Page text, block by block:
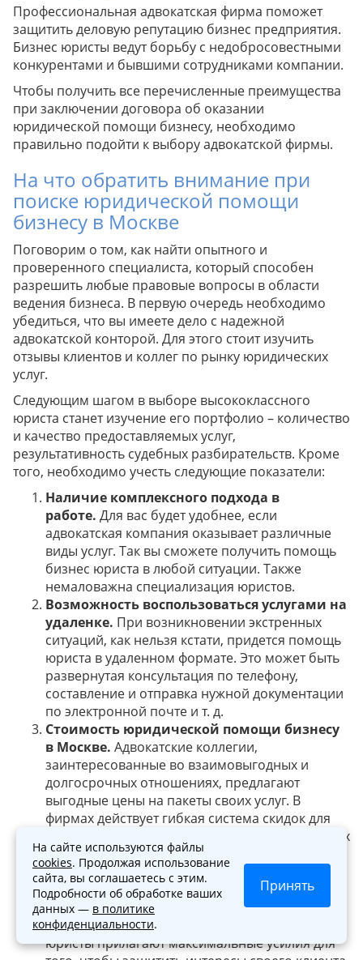
Рекомендация от юриста
Рекомендация от юриста
Рекомендация от юриста
Рекомендация от юриста
Профессиональная адвокатская фирма поможет
защитить деловую репутацию бизнес предприятия.
Бизнес юристы ведут борьбу с недобросовестными
конкурентами и бывшими сотрудниками компании.
Чтобы получить все перечисленные преимущества
при заключении договора об оказании
юридической помощи бизнесу, необходимо
правильно подойти к выбору адвокатской фирмы.
На что обратить внимание при
поиске юридической помощи
бизнесу в Москве
Поговорим о том, как найти опытного и
проверенного специалиста, который способен
разрешить любые правовые вопросы в области
ведения бизнеса. В первую очередь необходимо
убедиться, что вы имеете дело с надежной
адвокатской конторой. Для этого стоит изучить
отзывы клиентов и коллег по рынку юридических
услуг.
Следующим шагом в выборе высококлассного
юриста станет изучение его портфолио – количество
и качество предоставляемых услуг,
результативность судебных разбирательств. Кроме
того, необходимо учесть следующие показатели:
Наличие комплексного подхода в
работе. Для вас будет удобнее, если
адвокатская компания оказывает различные
виды услуг. Так вы сможете получить помощь
бизнес юриста в любой ситуации. Также
немаловажна специализация юристов.
Возможность воспользоваться услугами на
удаленке. При возникновении экстренных
ситуаций, как нельзя кстати, придется помощь
юриста в удаленном формате. Это может быть
развернутая консультация по телефону,
составление и отправка нужной документации
по электронной почте и т. д.
Стоимость юридической помощи бизнесу
в Москве. Адвокатские коллегии,
заинтересованные во взаимовыгодных и
долгосрочных отношениях, предлагают
выгодные цены на пакеты своих услуг. В
фирмах действует гибкая система скидок для
участников абонентской системы и постоянных
клиентов.
Нацеленность на успешный
результат.Действительно авторитетные и
сильные адвокатские конторы не опасаются
браться за разрешение сложных дел. Бизнес
юристы прилагают максимальные усилия для
На сайте используются файлы
cookies. Продолжая использование
сайта, вы соглашаетесь с этим.
Подробности об обработке ваших
данных — в политике
конфиденциальности.
Принять